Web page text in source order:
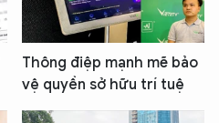
Thông điệp mạnh mẽ bảo
vệ quyền sở hữu trí tuệ